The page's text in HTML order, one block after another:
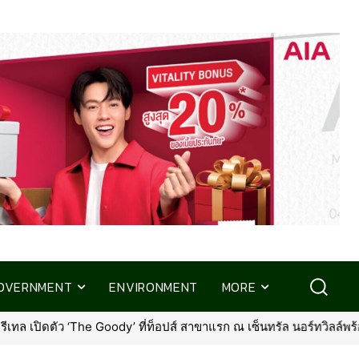
ENVIRONMENT MORE
Goody’ ที่ท็อปส์ สาขาแรก ณ เซ็นทรัล นอร์ทวิลล์พร้อมรุกตลาด